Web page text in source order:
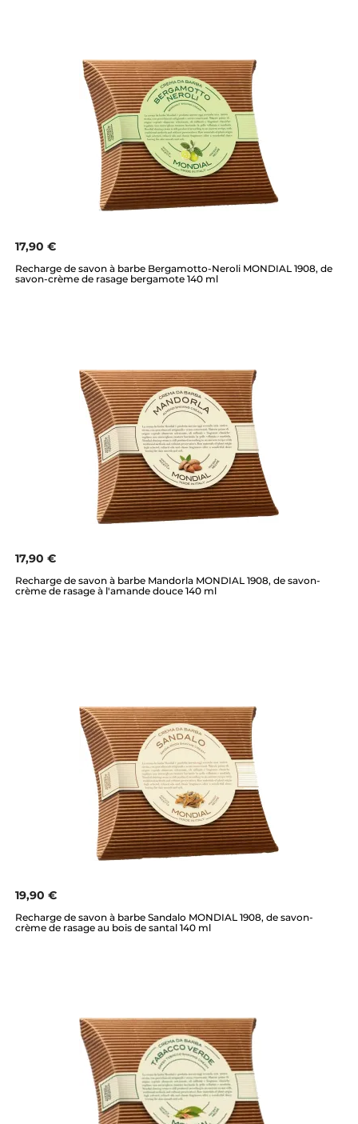
17,90 €
Recharge de savon à barbe Bergamotto-Neroli MONDIAL 1908, de
savon-crème de rasage bergamote 140 ml
17,90 €
Recharge de savon à barbe Mandorla MONDIAL 1908, de savon-
crème de rasage à l'amande douce 140 ml
19,90 €
Recharge de savon à barbe Sandalo MONDIAL 1908, de savon-
crème de rasage au bois de santal 140 ml